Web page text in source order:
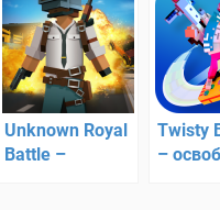
Unknown Royal
Battle –
Twisty
–